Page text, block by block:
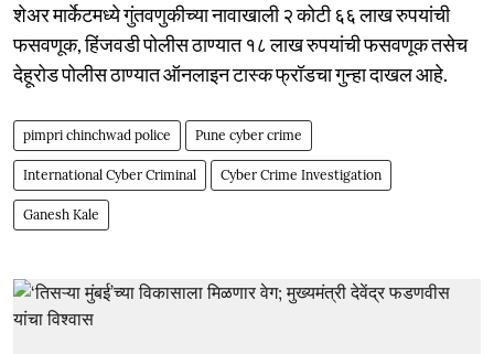
शेअर मार्केटमध्ये गुंतवणुकीच्या नावाखाली २ कोटी ६६ लाख रुपयांची
फसवणूक, हिंजवडी पोलीस ठाण्यात १८ लाख रुपयांची फसवणूक तसेच
देहूरोड पोलीस ठाण्यात ऑनलाइन टास्क फ्रॉडचा गुन्हा दाखल आहे.
pimpri chinchwad police Pune cyber crime
International Cyber Criminal Cyber Crime Investigation
Ganesh Kale